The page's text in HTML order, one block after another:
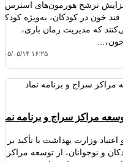
افزایش ترشح هورمون‌های استرس
قند خون در کودکان، به‌ویژه
که مدیریت زمان بازی،
خون،…
۱۴۰۵/۰۵/۱۴
مراکز سراج و برنامه
وزارت بهداشت با تأکید بر
و نوجوانان، از توسعه مراکز